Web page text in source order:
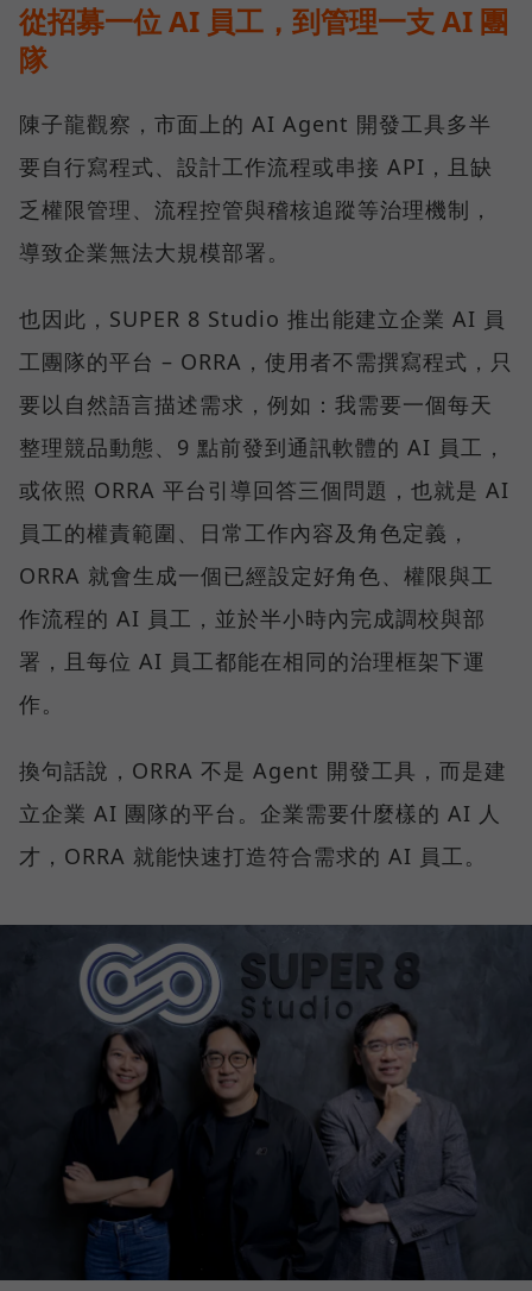
從招募一位 AI 員工，到管理一支 AI 團
隊
陳子龍觀察，市面上的 AI Agent 開發工具多半
要自行寫程式、設計工作流程或串接 API，且缺
乏權限管理、流程控管與稽核追蹤等治理機制，
導致企業無法大規模部署。
也因此，SUPER 8 Studio 推出能建立企業 AI 員
工團隊的平台 – ORRA，使用者不需撰寫程式，只
要以自然語言描述需求，例如：我需要一個每天
整理競品動態、9 點前發到通訊軟體的 AI 員工，
或依照 ORRA 平台引導回答三個問題，也就是 AI
員工的權責範圍、日常工作內容及角色定義，
ORRA 就會生成一個已經設定好角色、權限與工
作流程的 AI 員工，並於半小時內完成調校與部
署，且每位 AI 員工都能在相同的治理框架下運
作。
換句話說，ORRA 不是 Agent 開發工具，而是建
立企業 AI 團隊的平台。企業需要什麼樣的 AI 人
才，ORRA 就能快速打造符合需求的 AI 員工。